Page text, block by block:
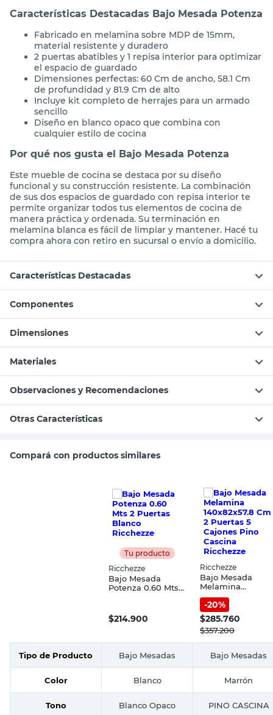
Características Destacadas Bajo Mesada Potenza
Fabricado en melamina sobre MDP de 15mm,
material resistente y duradero
2 puertas abatibles y 1 repisa interior para optimizar
el espacio de guardado
Dimensiones perfectas: 60 Cm de ancho, 58.1 Cm
de profundidad y 81.9 Cm de alto
Incluye kit completo de herrajes para un armado
sencillo
Diseño en blanco opaco que combina con
cualquier estilo de cocina
Por qué nos gusta el Bajo Mesada Potenza
Este mueble de cocina se destaca por su diseño
funcional y su construcción resistente. La combinación
de sus dos espacios de guardado con repisa interior te
permite organizar todos tus elementos de cocina de
manera práctica y ordenada. Su terminación en
melamina blanca es fácil de limpiar y mantener. Hacé tu
compra ahora con retiro en sucursal o envío a domicilio.
Características Destacadas
Componentes
Dimensiones
Materiales
Observaciones y Recomendaciones
Otras Características
Compará con productos similares
Tu producto
Ricchezze
Bajo Mesada
Potenza 0.60 Mts 2
$214.900
Ricchezze
Bajo Mesada
Melamina
140x82x57.8 Cm 2
Puertas 5 Cajones
Pino Cascina
Ricchezze
-20%
$285.760
$357.200
Tipo de Producto Bajo Mesadas Bajo Mesadas
Color Blanco Marrón
Tono Blanco Opaco PINO CASCINA